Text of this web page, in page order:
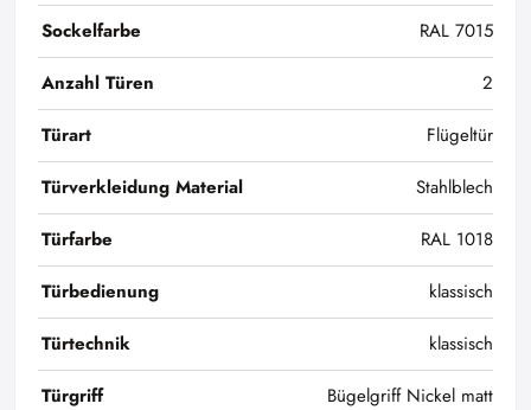
Sockelfarbe
RAL 7015
Anzahl Türen
2
Türart
Flügeltür
Türverkleidung Material
Stahlblech
Türfarbe
RAL 1018
Türbedienung
klassisch
Türtechnik
klassisch
Türgriff
Bügelgriff Nickel matt